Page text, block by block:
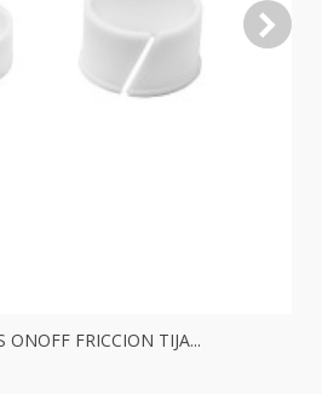
ONOFF FRICCION TIJA...